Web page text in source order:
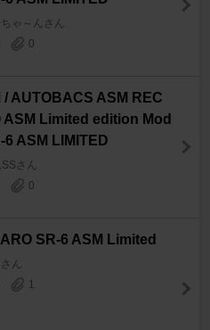
ゃ～んさん
0
/ AUTOBACS ASM REC
ASM Limited edition Mod
6 ASM LIMITED
さん
0
SR-6 ASM Limited
ん
1